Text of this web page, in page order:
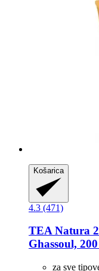
Košarica
4.3 (471)
TEA Natura
Ghassoul,
za sve